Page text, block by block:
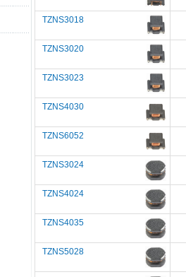
TZNS3018
TZNS3020
TZNS3023
TZNS4030
TZNS6052
TZNS3024
TZNS4024
TZNS4035
TZNS5028